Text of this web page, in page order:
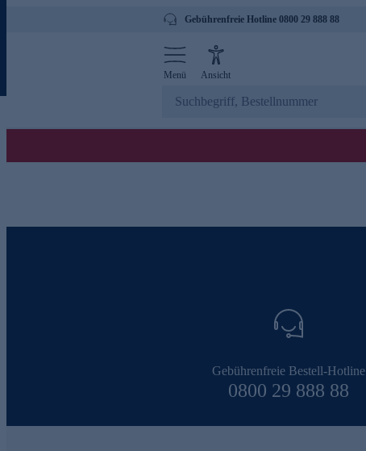
Gebührenfreie Hotline 0800 29 888 88
Menü Ansicht
Gebührenfreie Bestell-Hotline
0800 29 888 88